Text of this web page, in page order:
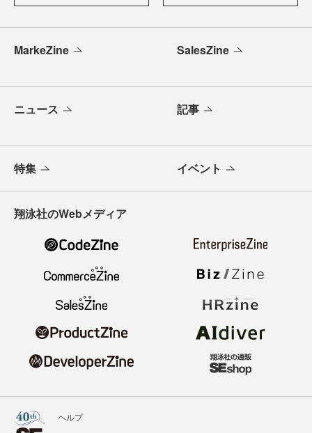
MarkeZine SalesZine
ニュース 記事
特集 イベント
翔泳社のWebメディア
ヘルプ